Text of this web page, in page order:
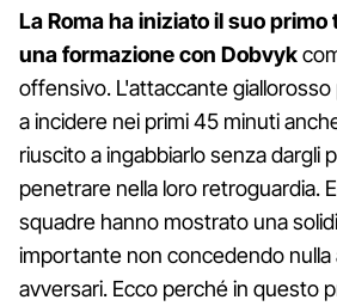
La Roma ha iniziato il suo
una formazione con Dobvyk
offensivo. L'attaccante
a incidere nei primi 45 minuti
riuscito a ingabbiarlo senza dargli
penetrare nella loro retroguardia.
squadre hanno mostrato una
importante non concedendo nulla
avversari. Ecco perché in questo